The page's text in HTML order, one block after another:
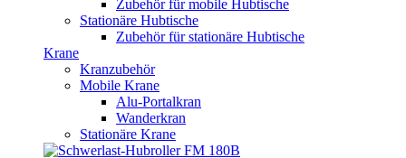
Zubehör für mobile Hubtische
Stationäre Hubtische
Zubehör für stationäre Hubtische
Krane
Kranzubehör
Mobile Krane
Alu-Portalkran
Wanderkran
Stationäre Krane